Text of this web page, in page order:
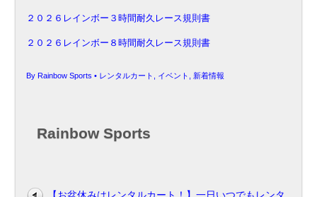
２０２６レインボー３時間耐久レース規則書
２０２６レインボー８時間耐久レース規則書
By Rainbow Sports • レンタルカート イベント 新着情報
Rainbow Sports
【お盆休みはレンタルカート！】一日いつでもレンタ